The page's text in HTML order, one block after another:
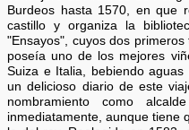
Burdeos hasta 1570, en que
castillo y organiza la
"Ensayos", cuyos dos
poseía uno de los mejores
Suiza e Italia, bebiendo
un delicioso diario de este
nombramiento como
inmediatamente, aunque tiene